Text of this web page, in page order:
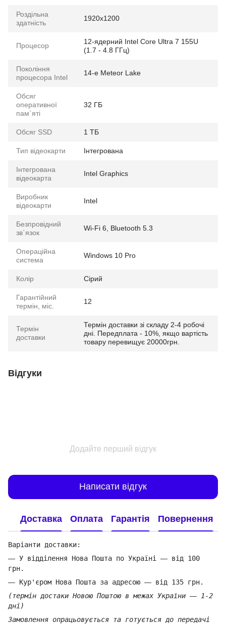
Роздільна
здатність
1920x1200
Процесор
12-ядерний Intel Core Ultra 7 155U
(1.7 - 4.8 ГГц)
Покоління
процесора Intel
14-e Meteor Lake
Обсяг
оперативної
пам`яті
32 ГБ
Обсяг SSD 1 ТБ
Тип відеокарти Інтегрована
Інтегрована
відеокарта
Intel Graphics
Виробник
відеокарти
Intel
Безпровідний
зв`язок
Wi-Fi 6, Bluetooth 5.3
Операційна
система
Windows 10 Pro
Колір Сірий
Гарантійний
термін, міс.
12
Термін
доставки
Термін доставки зі складу 2-4 робочі
дні. Передплата - 10%, якщо вартість
товару перевищує 20000грн.
Відгуки
Додайте перший відгук
Написати відгук
Доставка Оплата Гарантія Повернення
Варіанти доставки:
— У відділення Нова Пошта по Україні — від 100
грн.
— Кур'єром Нова Пошта за адресою — від 135 грн.
(термін достаки Новою Поштою в межах України — 1-2
дні)
Замовлення опрацьовується та готується до передачі